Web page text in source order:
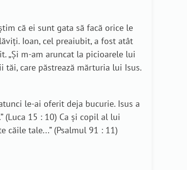
că ei sunt gata să facă orice le
Ioan, cel preaiubit, a fost atât
„Şi m-am aruncat la picioarele lui
tăi, care păstrează mărturia lui Isus.
le-ai oferit deja bucurie. Isus a
(Luca 15 : 10) Ca și copil al lui
căile tale...” (Psalmul 91 : 11)